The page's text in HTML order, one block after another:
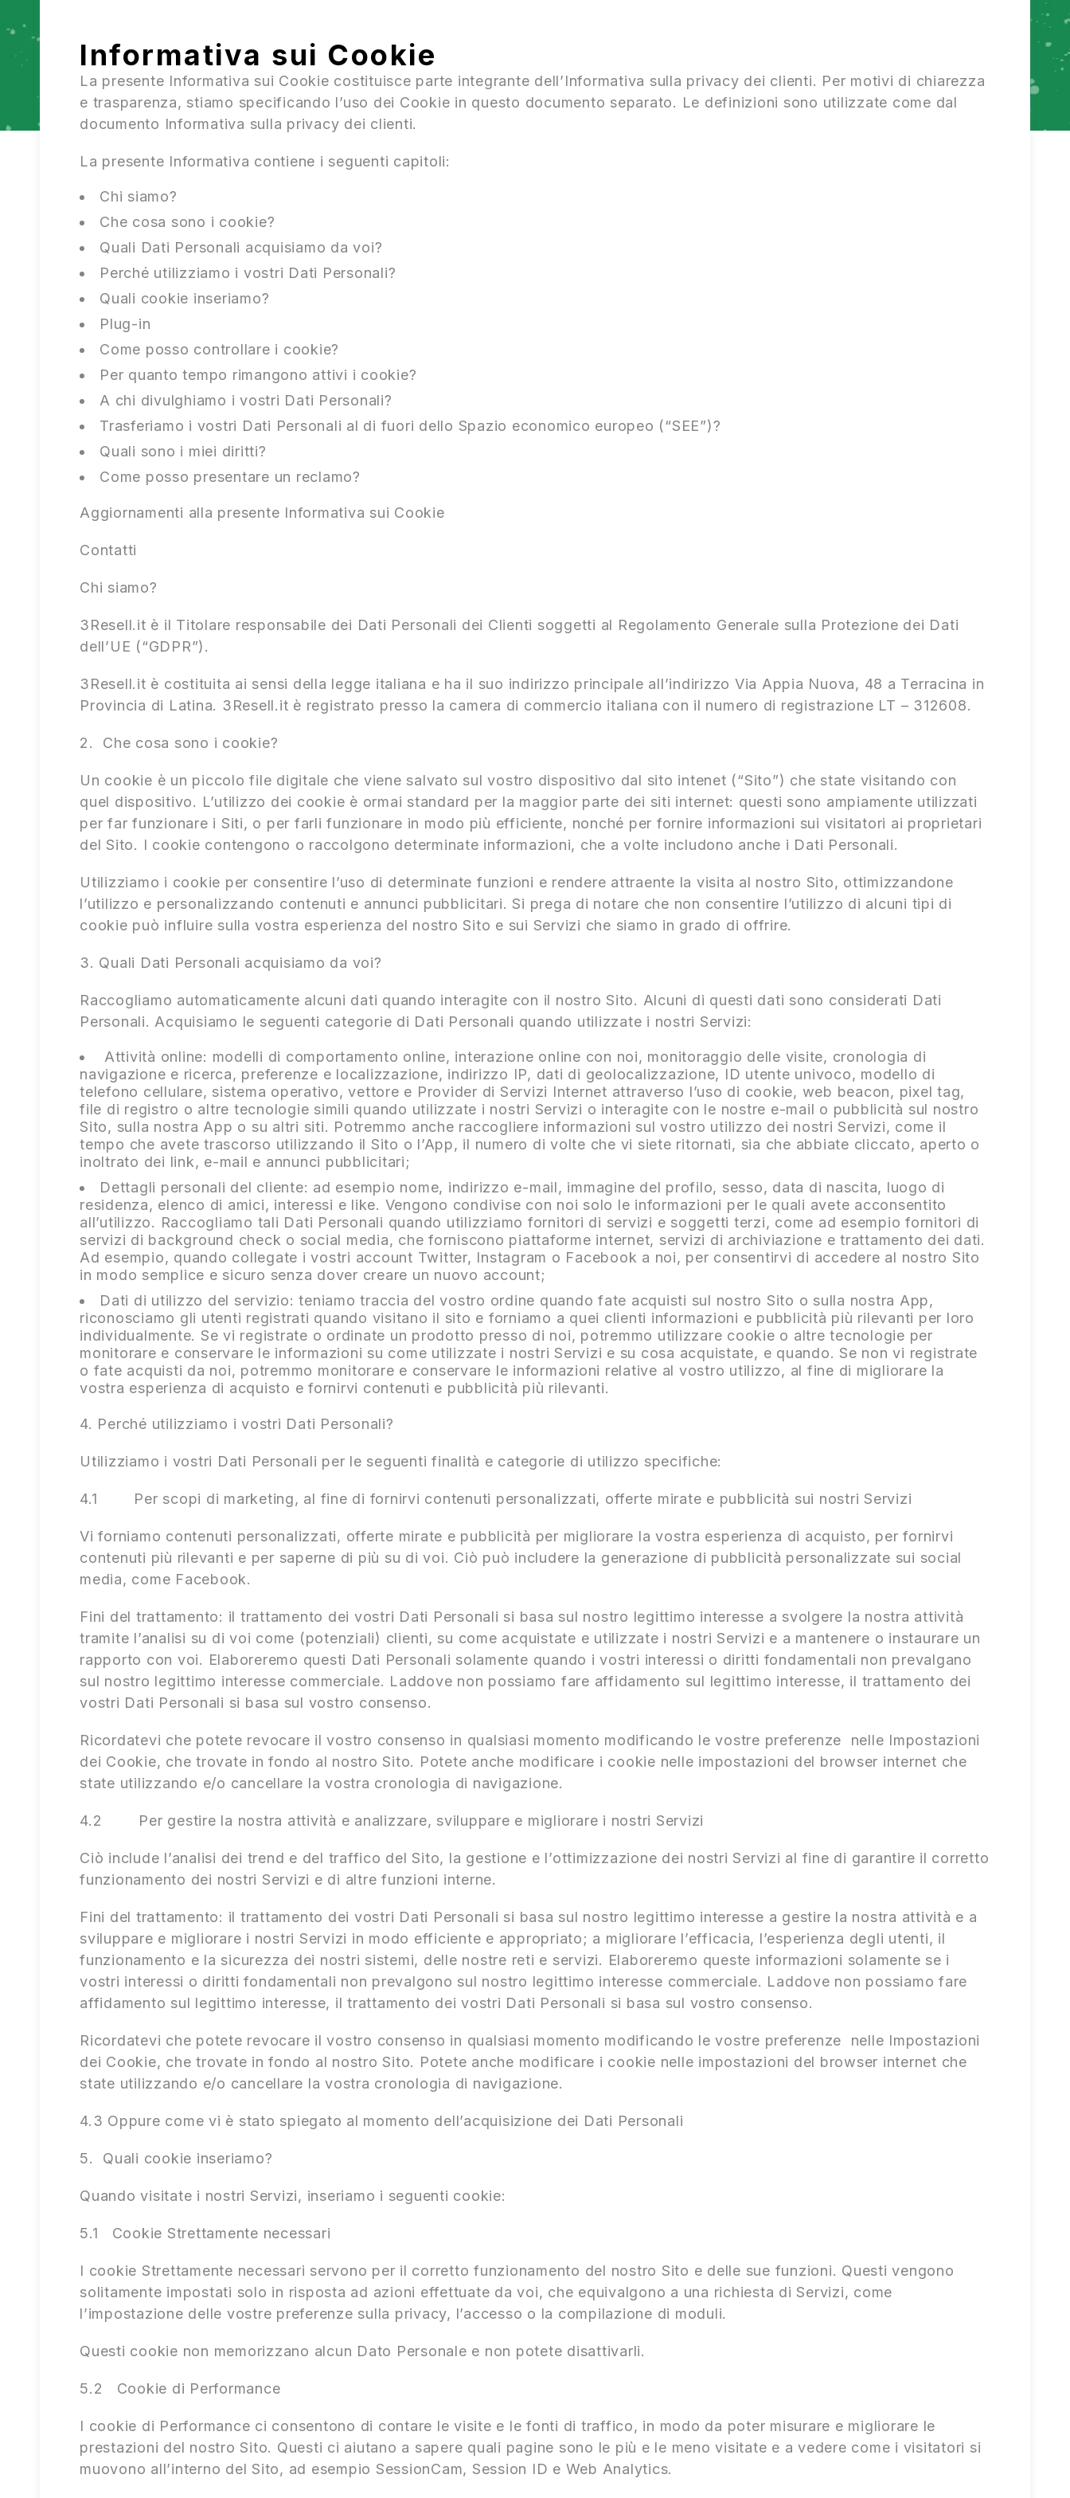
Informativa sui Cookie
La presente Informativa sui Cookie costituisce parte integrante dell’Informativa sulla privacy dei clienti. Per motivi di chiarezza
e trasparenza, stiamo specificando l’uso dei Cookie in questo documento separato. Le definizioni sono utilizzate come dal
documento Informativa sulla privacy dei clienti.
La presente Informativa contiene i seguenti capitoli:
Chi siamo?
Che cosa sono i cookie?
Quali Dati Personali acquisiamo da voi?
Perché utilizziamo i vostri Dati Personali?
Quali cookie inseriamo?
Plug-in
Come posso controllare i cookie?
Per quanto tempo rimangono attivi i cookie?
A chi divulghiamo i vostri Dati Personali?
Trasferiamo i vostri Dati Personali al di fuori dello Spazio economico europeo (“SEE”)?
Quali sono i miei diritti?
Come posso presentare un reclamo?
Aggiornamenti alla presente Informativa sui Cookie
Contatti
Chi siamo?
3Resell.it è il Titolare responsabile dei Dati Personali dei Clienti soggetti al Regolamento Generale sulla Protezione dei Dati
dell’UE (“GDPR”).
3Resell.it è costituita ai sensi della legge italiana e ha il suo indirizzo principale all’indirizzo Via Appia Nuova, 48 a Terracina in
Provincia di Latina. 3Resell.it è registrato presso la camera di commercio italiana con il numero di registrazione LT – 312608.
2. Che cosa sono i cookie?
Un cookie è un piccolo file digitale che viene salvato sul vostro dispositivo dal sito intenet (“Sito”) che state visitando con
quel dispositivo. L’utilizzo dei cookie è ormai standard per la maggior parte dei siti internet: questi sono ampiamente utilizzati
per far funzionare i Siti, o per farli funzionare in modo più efficiente, nonché per fornire informazioni sui visitatori ai proprietari
del Sito. I cookie contengono o raccolgono determinate informazioni, che a volte includono anche i Dati Personali.
Utilizziamo i cookie per consentire l’uso di determinate funzioni e rendere attraente la visita al nostro Sito, ottimizzandone
l’utilizzo e personalizzando contenuti e annunci pubblicitari. Si prega di notare che non consentire l’utilizzo di alcuni tipi di
cookie può influire sulla vostra esperienza del nostro Sito e sui Servizi che siamo in grado di offrire.
3. Quali Dati Personali acquisiamo da voi?
Raccogliamo automaticamente alcuni dati quando interagite con il nostro Sito. Alcuni di questi dati sono considerati Dati
Personali. Acquisiamo le seguenti categorie di Dati Personali quando utilizzate i nostri Servizi:
Attività online: modelli di comportamento online, interazione online con noi, monitoraggio delle visite, cronologia di
navigazione e ricerca, preferenze e localizzazione, indirizzo IP, dati di geolocalizzazione, ID utente univoco, modello di
telefono cellulare, sistema operativo, vettore e Provider di Servizi Internet attraverso l’uso di cookie, web beacon, pixel tag,
file di registro o altre tecnologie simili quando utilizzate i nostri Servizi o interagite con le nostre e-mail o pubblicità sul nostro
Sito, sulla nostra App o su altri siti. Potremmo anche raccogliere informazioni sul vostro utilizzo dei nostri Servizi, come il
tempo che avete trascorso utilizzando il Sito o l’App, il numero di volte che vi siete ritornati, sia che abbiate cliccato, aperto o
inoltrato dei link, e-mail e annunci pubblicitari;
Dettagli personali del cliente: ad esempio nome, indirizzo e-mail, immagine del profilo, sesso, data di nascita, luogo di
residenza, elenco di amici, interessi e like. Vengono condivise con noi solo le informazioni per le quali avete acconsentito
all’utilizzo. Raccogliamo tali Dati Personali quando utilizziamo fornitori di servizi e soggetti terzi, come ad esempio fornitori di
servizi di background check o social media, che forniscono piattaforme internet, servizi di archiviazione e trattamento dei dati.
Ad esempio, quando collegate i vostri account Twitter, Instagram o Facebook a noi, per consentirvi di accedere al nostro Sito
in modo semplice e sicuro senza dover creare un nuovo account;
Dati di utilizzo del servizio: teniamo traccia del vostro ordine quando fate acquisti sul nostro Sito o sulla nostra App,
riconosciamo gli utenti registrati quando visitano il sito e forniamo a quei clienti informazioni e pubblicità più rilevanti per loro
individualmente. Se vi registrate o ordinate un prodotto presso di noi, potremmo utilizzare cookie o altre tecnologie per
monitorare e conservare le informazioni su come utilizzate i nostri Servizi e su cosa acquistate, e quando. Se non vi registrate
o fate acquisti da noi, potremmo monitorare e conservare le informazioni relative al vostro utilizzo, al fine di migliorare la
vostra esperienza di acquisto e fornirvi contenuti e pubblicità più rilevanti.
4. Perché utilizziamo i vostri Dati Personali?
Utilizziamo i vostri Dati Personali per le seguenti finalità e categorie di utilizzo specifiche:
4.1 Per scopi di marketing, al fine di fornirvi contenuti personalizzati, offerte mirate e pubblicità sui nostri Servizi
Vi forniamo contenuti personalizzati, offerte mirate e pubblicità per migliorare la vostra esperienza di acquisto, per fornirvi
contenuti più rilevanti e per saperne di più su di voi. Ciò può includere la generazione di pubblicità personalizzate sui social
media, come Facebook.
Fini del trattamento: il trattamento dei vostri Dati Personali si basa sul nostro legittimo interesse a svolgere la nostra attività
tramite l’analisi su di voi come (potenziali) clienti, su come acquistate e utilizzate i nostri Servizi e a mantenere o instaurare un
rapporto con voi. Elaboreremo questi Dati Personali solamente quando i vostri interessi o diritti fondamentali non prevalgano
sul nostro legittimo interesse commerciale. Laddove non possiamo fare affidamento sul legittimo interesse, il trattamento dei
vostri Dati Personali si basa sul vostro consenso.
Ricordatevi che potete revocare il vostro consenso in qualsiasi momento modificando le vostre preferenze nelle Impostazioni
dei Cookie, che trovate in fondo al nostro Sito. Potete anche modificare i cookie nelle impostazioni del browser internet che
state utilizzando e/o cancellare la vostra cronologia di navigazione.
4.2 Per gestire la nostra attività e analizzare, sviluppare e migliorare i nostri Servizi
Ciò include l’analisi dei trend e del traffico del Sito, la gestione e l’ottimizzazione dei nostri Servizi al fine di garantire il corretto
funzionamento dei nostri Servizi e di altre funzioni interne.
Fini del trattamento: il trattamento dei vostri Dati Personali si basa sul nostro legittimo interesse a gestire la nostra attività e a
sviluppare e migliorare i nostri Servizi in modo efficiente e appropriato; a migliorare l’efficacia, l’esperienza degli utenti, il
funzionamento e la sicurezza dei nostri sistemi, delle nostre reti e servizi. Elaboreremo queste informazioni solamente se i
vostri interessi o diritti fondamentali non prevalgono sul nostro legittimo interesse commerciale. Laddove non possiamo fare
affidamento sul legittimo interesse, il trattamento dei vostri Dati Personali si basa sul vostro consenso.
Ricordatevi che potete revocare il vostro consenso in qualsiasi momento modificando le vostre preferenze nelle Impostazioni
dei Cookie, che trovate in fondo al nostro Sito. Potete anche modificare i cookie nelle impostazioni del browser internet che
state utilizzando e/o cancellare la vostra cronologia di navigazione.
4.3 Oppure come vi è stato spiegato al momento dell’acquisizione dei Dati Personali
5. Quali cookie inseriamo?
Quando visitate i nostri Servizi, inseriamo i seguenti cookie:
5.1 Cookie Strettamente necessari
I cookie Strettamente necessari servono per il corretto funzionamento del nostro Sito e delle sue funzioni. Questi vengono
solitamente impostati solo in risposta ad azioni effettuate da voi, che equivalgono a una richiesta di Servizi, come
l’impostazione delle vostre preferenze sulla privacy, l’accesso o la compilazione di moduli.
Questi cookie non memorizzano alcun Dato Personale e non potete disattivarli.
5.2 Cookie di Performance
I cookie di Performance ci consentono di contare le visite e le fonti di traffico, in modo da poter misurare e migliorare le
prestazioni del nostro Sito. Questi ci aiutano a sapere quali pagine sono le più e le meno visitate e a vedere come i visitatori si
muovono all’interno del Sito, ad esempio SessionCam, Session ID e Web Analytics.